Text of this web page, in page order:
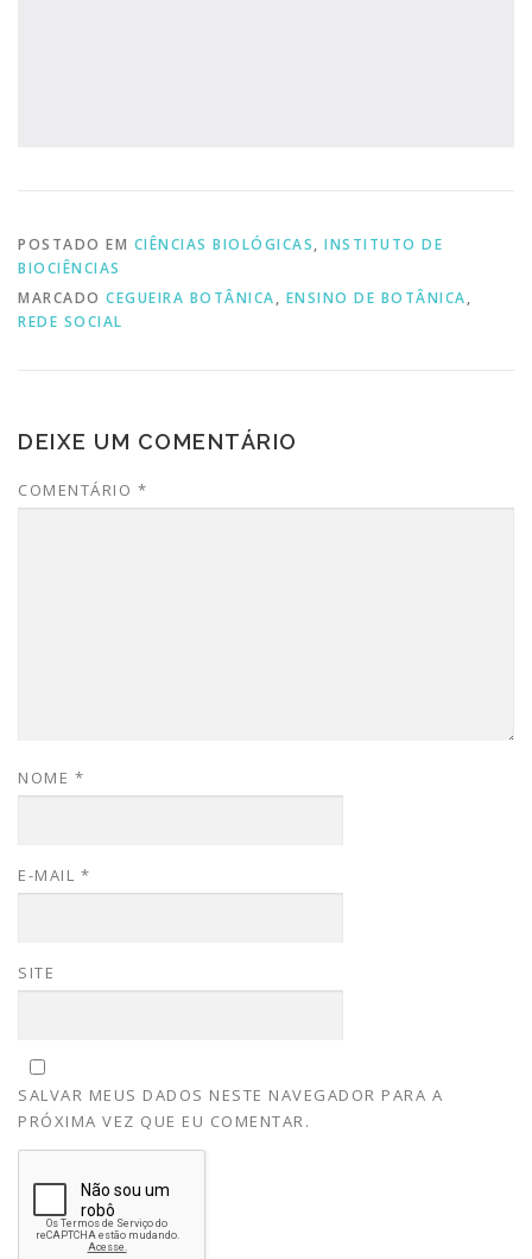
POSTADO EM CIÊNCIAS BIOLÓGICAS, INSTITUTO DE
BIOCIÊNCIAS
MARCADO CEGUEIRA BOTÂNICA, ENSINO DE BOTÂNICA,
REDE SOCIAL
DEIXE UM COMENTÁRIO
COMENTÁRIO *
NOME *
E-MAIL *
SITE
SALVAR MEUS DADOS NESTE NAVEGADOR PARA A
PRÓXIMA VEZ QUE EU COMENTAR.